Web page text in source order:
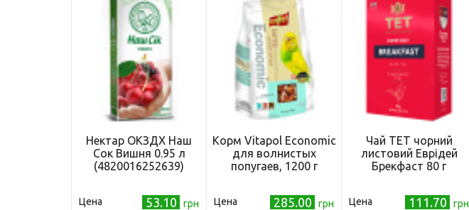
Нектар ОКЗДХ Наш
Сок Вишня 0.95 л
(4820016252639)
Цена 53.10
грн
Корм Vitapol Economic
для волнистых
попугаев, 1200 г
Цена 285.00 грн
Чай ТЕТ чорний
листовий Еврідей
Брекфаст 80 г
Цена 111.70
грн